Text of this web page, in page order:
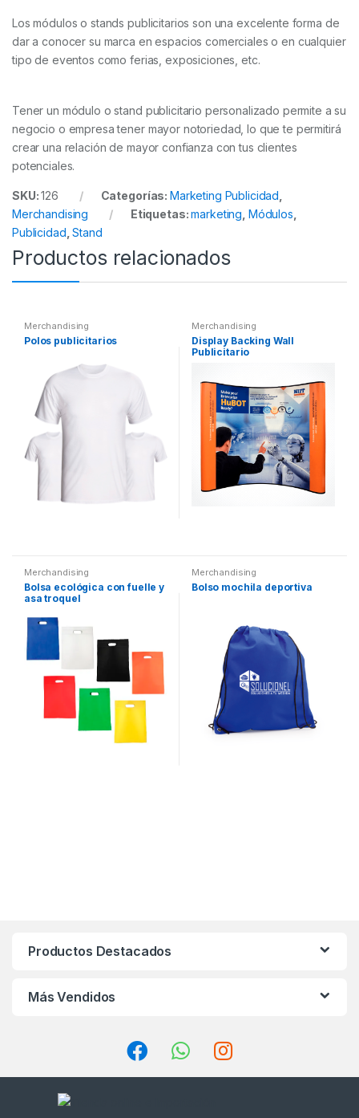
Los módulos o stands publicitarios son una excelente forma de
dar a conocer su marca en espacios comerciales o en cualquier
tipo de eventos como ferias, exposiciones, etc.
Tener un módulo o stand publicitario personalizado permite a su
negocio o empresa tener mayor notoriedad, lo que te permitirá
crear una relación de mayor confianza con tus clientes
potenciales.
SKU:126 Categorías: Marketing Publicidad
Merchandising
Etiquetas:marketing Módulos
Publicidad ,Stand
Productos relacionados
Merchandising
Polos publicitarios
Merchandising
Display Backing Wall
Publicitario
Merchandising
Bolsa ecológica con fuelle y
asa troquel
Merchandising
Bolso mochila deportiva
Productos Destacados
Más Vendidos